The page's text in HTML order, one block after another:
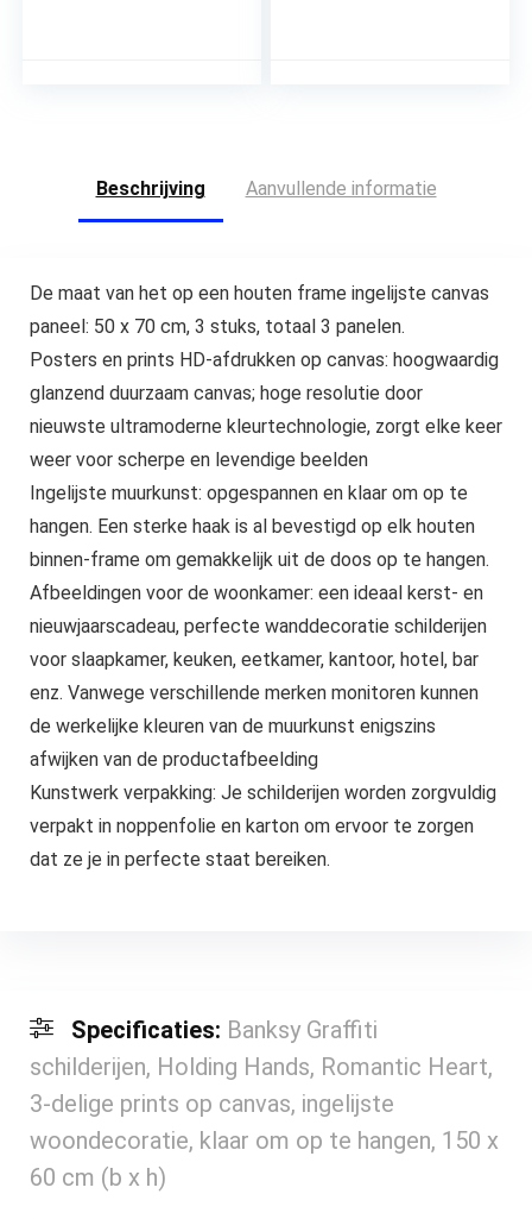
Beschrijving
Aanvullende informatie
De maat van het op een houten frame ingelijste canvas
paneel: 50 x 70 cm, 3 stuks, totaal 3 panelen.
Posters en prints HD-afdrukken op canvas: hoogwaardig
glanzend duurzaam canvas; hoge resolutie door
nieuwste ultramoderne kleurtechnologie, zorgt elke keer
weer voor scherpe en levendige beelden
Ingelijste muurkunst: opgespannen en klaar om op te
hangen. Een sterke haak is al bevestigd op elk houten
binnen-frame om gemakkelijk uit de doos op te hangen.
Afbeeldingen voor de woonkamer: een ideaal kerst- en
nieuwjaarscadeau, perfecte wanddecoratie schilderijen
voor slaapkamer, keuken, eetkamer, kantoor, hotel, bar
enz. Vanwege verschillende merken monitoren kunnen
de werkelijke kleuren van de muurkunst enigszins
afwijken van de productafbeelding
Kunstwerk verpakking: Je schilderijen worden zorgvuldig
verpakt in noppenfolie en karton om ervoor te zorgen
dat ze je in perfecte staat bereiken.
Specificaties: Banksy Graffiti
schilderijen, Holding Hands, Romantic Heart,
3-delige prints op canvas, ingelijste
woondecoratie, klaar om op te hangen, 150 x
60 cm (b x h)